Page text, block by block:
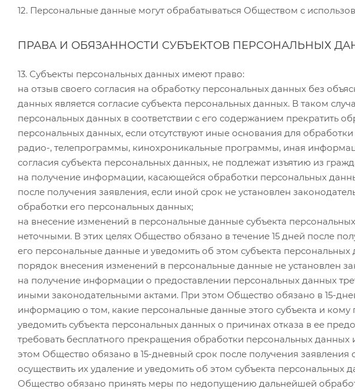
12. Персональные данные могут обрабатываться Обществом с
ПРАВА И ОБЯЗАННОСТИ СУБЪЕКТОВ ПЕРСОНАЛЬНЫХ
13. Субъекты персональных данных имеют право:
на отзыв своего согласия на обработку персональных данных без
данных является согласие субъекта персональных данных. В таком
персональных данных в соответствии с его содержанием прекратить
персональных данных, если отсутствуют иные основания для
радио-, телепрограммы, кинохроникальные программы, иная
согласия субъекта персональных данных, не подлежат изъятию из
на получение информации, касающейся обработки персональных
после получения заявления, если иной срок не установлен
обработки его персональных данных;
на внесение изменений в персональные данные субъекта
неточными. В этих целях Общество обязано в течение 15 дней после
его персональные данные и уведомить об этом субъекта
порядок внесения изменений в персональные данные не установлен
на получение информации о предоставлении персональных данных
иными законодательными актами. При этом Общество обязано в 15-
информацию о том, какие персональные данные этого субъекта и кому
уведомить субъекта персональных данных о причинах отказа в ее
требовать бесплатного прекращения обработки персональных
этом Общество обязано в 15-дневный срок после получения
осуществить их удаление и уведомить об этом субъекта
Общество обязано принять меры по недопущению дальнейшей